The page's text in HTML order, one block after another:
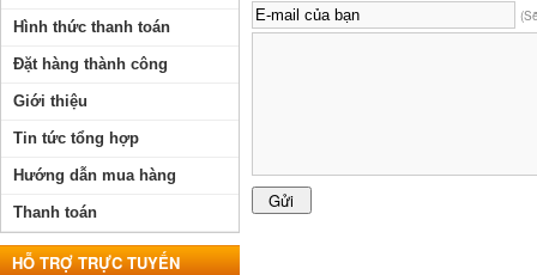
Hình thức thanh toán
Đặt hàng thành công
Giới thiệu
Tin tức tổng hợp
Hướng dẫn mua hàng
Thanh toán
HỖ TRỢ TRỰC TUYẾN